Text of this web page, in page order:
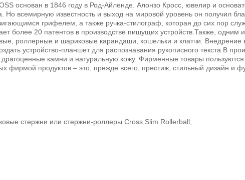
основан в 1846 году в Род-Айленде. Алонзо Кросс, ювелир и
Но всемирную известность и выход на мировой уровень он получил
грифелем, а также ручка-стилограф, которая до сих пор
более 20 патентов в производстве пишущих устройств.Также, одним
роллерные и шариковые карандаши, кошельки и клатчи. Внедрение
устройство-планшет для распознавания рукописного текста.В
камни и натуральную кожу. Фирменные товары
фирмой продуктов – это, прежде всего, престиж, стильный дизайн и
стержни или стержни-роллеры Cross Slim Rollerball;